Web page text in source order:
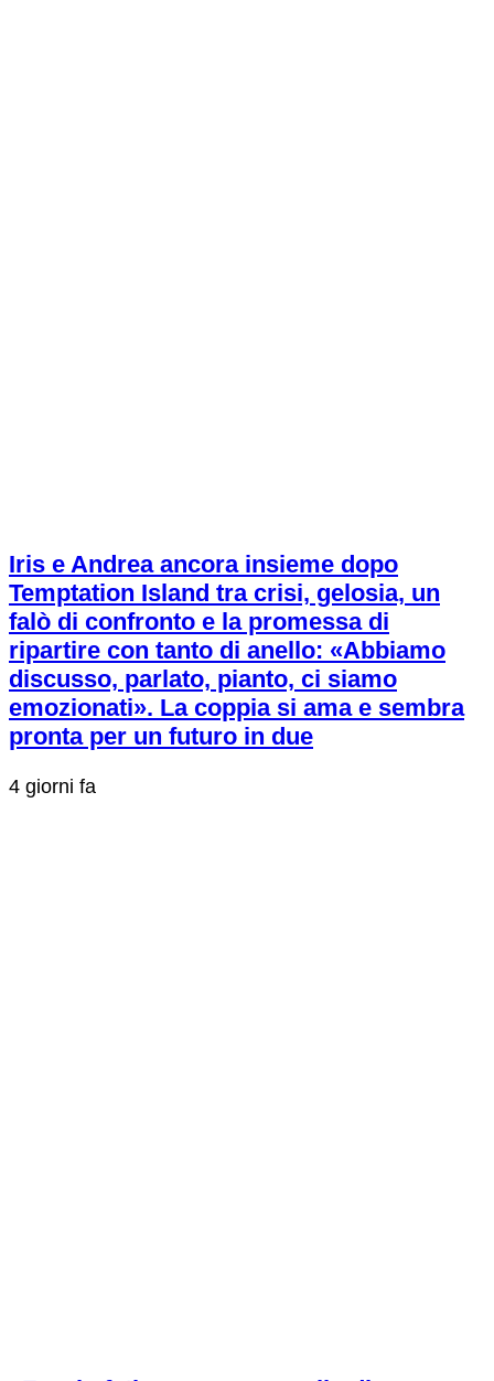
Iris e Andrea ancora insieme dopo
Temptation Island tra crisi, gelosia, un
falò di confronto e la promessa di
ripartire con tanto di anello: «Abbiamo
discusso, parlato, pianto, ci siamo
emozionati». La coppia si ama e sembra
pronta per un futuro in due
4 giorni fa